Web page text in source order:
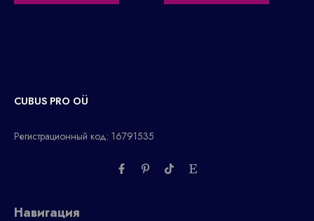
CUBUS PRO OÜ
Регистрационный код: 16791535
F
a
P
i
T
i
E
t
Навигация